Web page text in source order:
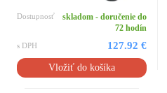
Dostupnosť
skladom - doručenie do
72 hodín
s DPH 127.92 €
Vložiť do košíka